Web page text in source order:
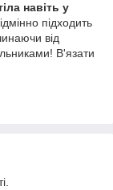
навіть у
підходить
від
В'язати